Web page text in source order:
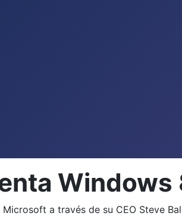
a través de su CEO Steve